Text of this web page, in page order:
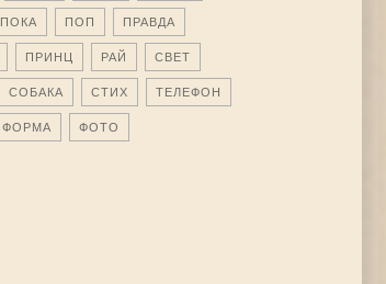
ПОКА ПОП ПРАВДА
ПРИНЦ РАЙ СВЕТ
СОБАКА СТИХ ТЕЛЕФОН
ФОРМА ФОТО